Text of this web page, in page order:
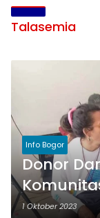
Talasemia
Info Bogor
Donor
1 Oktober 2023